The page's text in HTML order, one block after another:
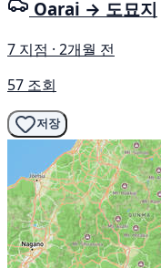
Oarai → 도묘지
7 지점 · 2개월 전
57 조회
저장